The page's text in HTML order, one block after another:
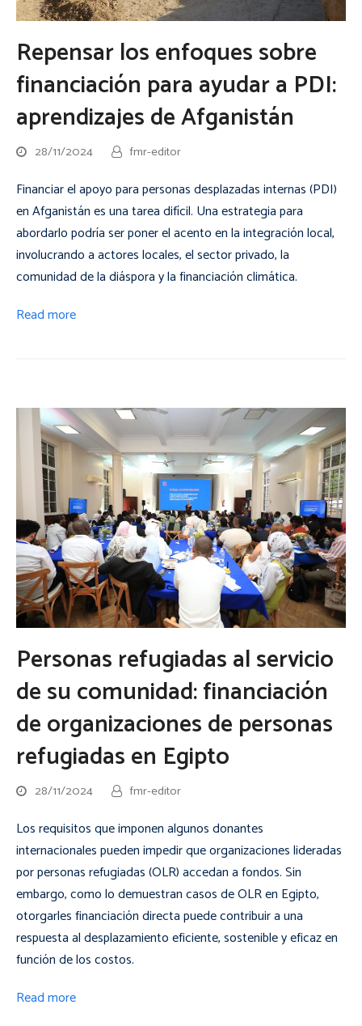
Repensar los enfoques sobre
financiación para ayudar a PDI:
aprendizajes de Afganistán
28/11/2024 fmr-editor
Financiar el apoyo para personas desplazadas internas (PDI)
en Afganistán es una tarea difícil. Una estrategia para
abordarlo podría ser poner el acento en la integración local,
involucrando a actores locales, el sector privado, la
comunidad de la diáspora y la financiación climática.
Read more
Personas refugiadas al servicio
de su comunidad: financiación
de organizaciones de personas
refugiadas en Egipto
28/11/2024 fmr-editor
Los requisitos que imponen algunos donantes
internacionales pueden impedir que organizaciones lideradas
por personas refugiadas (OLR) accedan a fondos. Sin
embargo, como lo demuestran casos de OLR en Egipto,
otorgarles financiación directa puede contribuir a una
respuesta al desplazamiento eficiente, sostenible y eficaz en
función de los costos.
Read more